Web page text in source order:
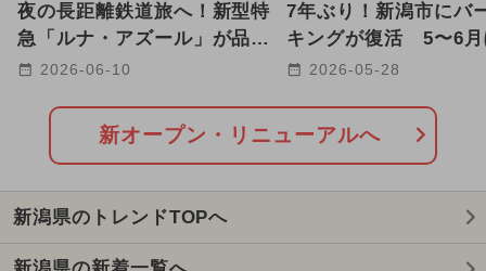
2025年5月のイベント
2025年7月のイベント キャラクター
2025年3月のイベント
2024年7月のイベント
夜の長距離鉄道旅へ！新型特
急「ルナ・アズール」が品川
駅〜青森駅間で2027年に運行
2026-06-10
7年ぶり！新潟市にバ
キングが復活 5〜6月
て全国8店舗が続々オ
2026-05-28
新オープン・リニューアルへ
新潟県のトレンドTOPへ